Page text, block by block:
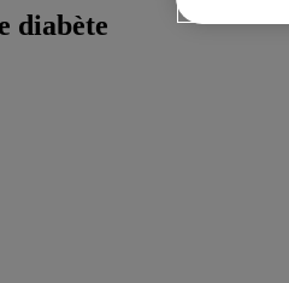
diabète